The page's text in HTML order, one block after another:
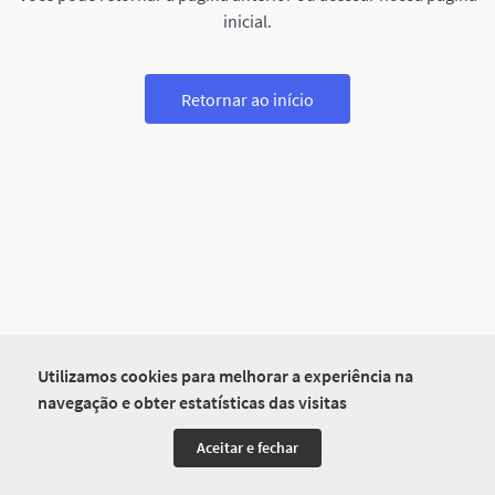
Utilizamos cookies para melhorar a experiência na
navegação e obter estatísticas das visitas
Aceitar e fechar
inicial.
Retornar ao início